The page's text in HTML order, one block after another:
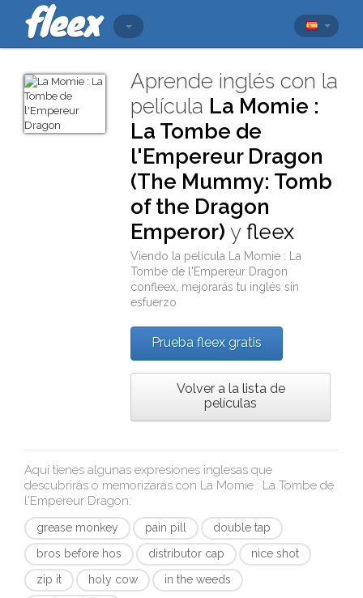
Aprende inglés con la
película La Momie :
La Tombe de
l'Empereur Dragon
(The Mummy: Tomb
of the Dragon
Emperor) yfleex
Viendo la película
La Momie : La
Tombe de l'Empereur Dragon
confleex , mejorarás tu inglés sin
esfuerzo
Prueba fleex gratis
Volver a la lista de
películas
Aquí tienes algunas expresiones inglesas que
descubrirás o memorizarás con La Momie : La Tombe de
l'Empereur Dragon:
grease monkey pain pill
double tap
bros before hos
distributor cap
nice shot
zip it
holy cow
in the weeds